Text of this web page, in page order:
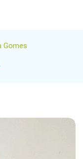
Gomes